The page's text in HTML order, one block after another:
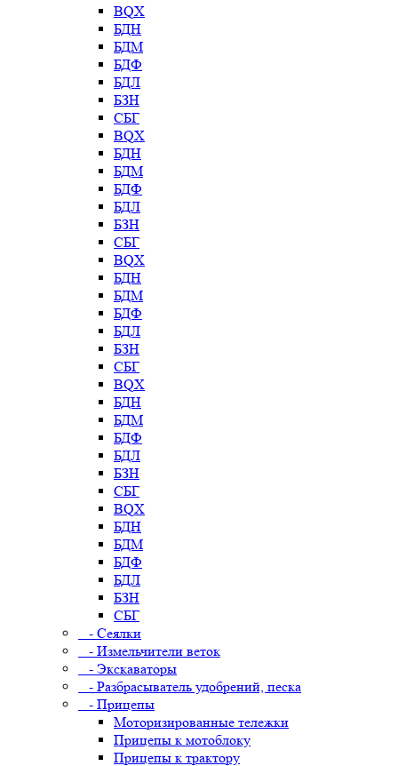
BQX
БДН
БДМ
БДФ
БДЛ
БЗН
СБГ
BQX
БДН
БДМ
БДФ
БДЛ
БЗН
СБГ
BQX
БДН
БДМ
БДФ
БДЛ
БЗН
СБГ
BQX
БДН
БДМ
БДФ
БДЛ
БЗН
СБГ
BQX
БДН
БДМ
БДФ
БДЛ
БЗН
СБГ
- Сеялки
- Измельчители веток
- Экскаваторы
- Разбрасыватель удобрений, песка
- Прицепы
Моторизированные тележки
Прицепы к мотоблоку
Прицепы к трактору